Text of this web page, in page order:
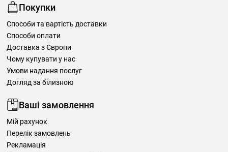
Покупки
Способи та вартість доставки
Способи оплати
Доставка з Європи
Чому купувати у нас
Умови надання послуг
Догляд за білизною
Ваші замовлення
Мій рахунок
Перелік замовлень
Рекламація